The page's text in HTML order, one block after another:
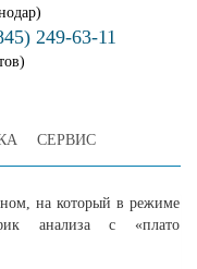
249-63-11
СЕРВИС
на который в режиме
анализа с «плато